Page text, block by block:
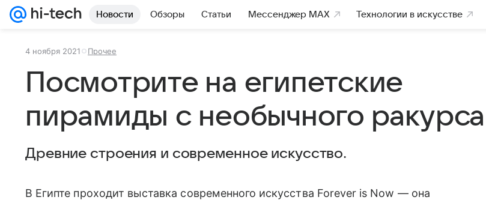
Новости Обзоры Статьи Мессенджер MAX Технологии в искусстве
4 ноября 2021 Прочее
Посмотрите на египетские
пирамиды с необычного ракурса
Древние строения и современное искусство.
В Египте проходит выставка современного искусства Forever is Now — она